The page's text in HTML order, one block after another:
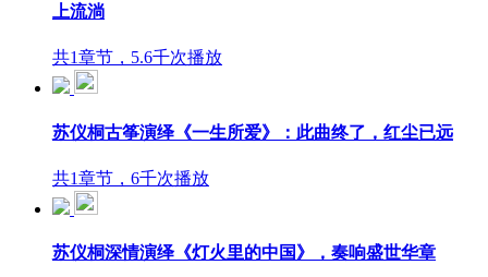
上流淌
共1章节，5.6千次播放
苏仪桐古筝演绎《一生所爱》：此曲终了，红尘已远
共1章节，6千次播放
苏仪桐深情演绎《灯火里的中国》，奏响盛世华章